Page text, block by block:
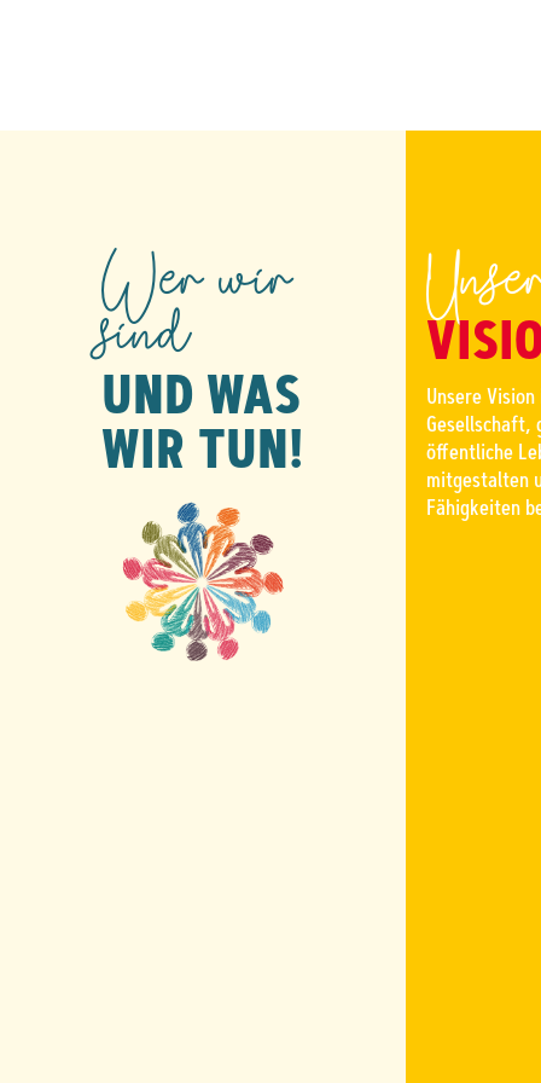
Wer wir
sind
UND WAS
WIR TUN!
Unsere
Gesellschaft,
öffentliche
mitgestalten
Fähigkeiten